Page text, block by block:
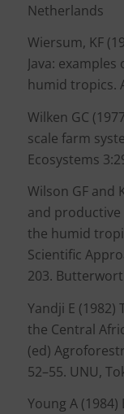
Netherlands
Wiersum, KF
Java:
humid tropics.
Wilken GC
scale farm
Ecosystems
Wilson GF and
and
the humid
Scientific
203.
Yandji E
the Central
(ed)
52–55. UNU,
Young A